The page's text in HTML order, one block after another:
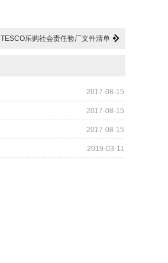
TESCO乐购社会责任验厂文件清单
2017-08-15
2017-08-15
2017-08-15
2019-03-11